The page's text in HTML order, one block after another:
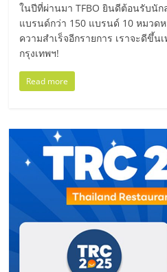
ในปีที่ผ่านมา TFBO ยินดีต้อนรับนั
แบรนด์กว่า 150 แบรนด์ 10 หมวด
ความสำเร็จอีกรายการ เราจะดีขึ้น
กรุงเทพฯ!
Read more